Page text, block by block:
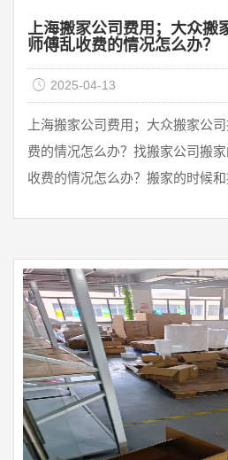
上海搬家公司费用；大众搬
师傅乱收费的情况怎么办？
2025-04-13
上海搬家公司费用；大众搬家公
费的情况怎么办？找搬家公司搬
收费的情况怎么办？搬家的时候
搬家公司提醒大家，很多时候搬
用户提供的物品进行的。在搬家
计算的物品，最后需要搬运。一般
多小件物品时，这个项目的收费
间或距离，这些都 ...